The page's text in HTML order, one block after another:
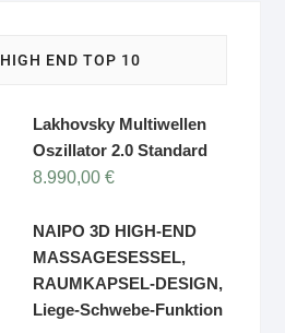
HIGH END TOP 10
Lakhovsky Multiwellen
Oszillator 2.0 Standard
8.990,00 €
NAIPO 3D HIGH-END
MASSAGESESSEL,
RAUMKAPSEL-DESIGN,
Liege-Schwebe-Funktion